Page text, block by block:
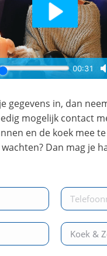
gegevens in, dan
mogelijk contact
en de koek mee
Dan mag je